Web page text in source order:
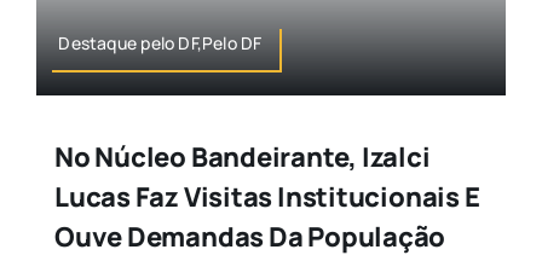
Destaque pelo DF,Pelo DF
No Núcleo Bandeirante, Izalci
Lucas Faz Visitas Institucionais E
Ouve Demandas Da População